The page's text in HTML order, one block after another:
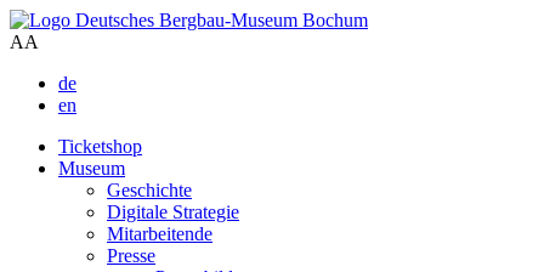
AA
de
en
Ticketshop
Museum
Geschichte
Digitale Strategie
Mitarbeitende
Presse